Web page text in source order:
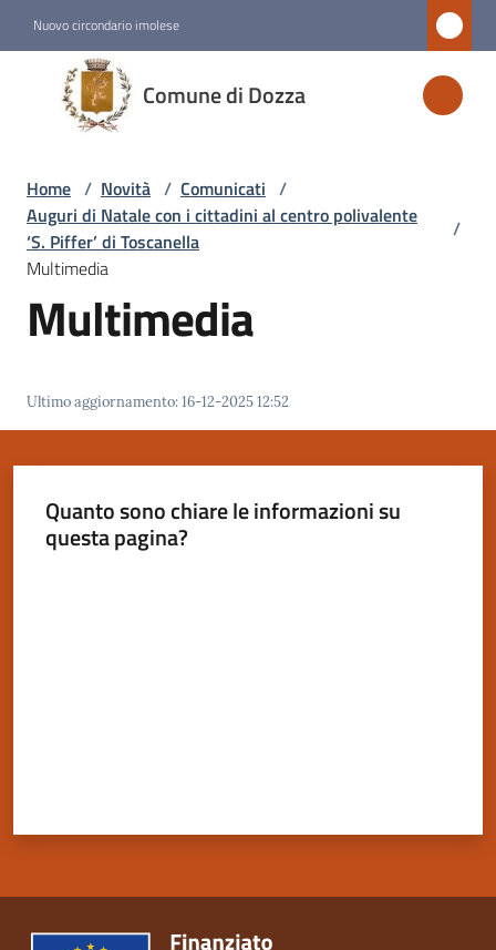
Nuovo circondario imolese
Comune di Dozza
Comune
di
Dozza
Amministrazione
Novità
Menu selezionato
Dozza
su
Home / Novità / Comunicati /
Auguri di Natale con i cittadini al centro polivalente
‘S. Piffer’ di Toscanella
/
Multimedia
Multimedia
Ultimo aggiornamento:16-12-2025 12:52
Quanto sono chiare le informazioni su
questa pagina?